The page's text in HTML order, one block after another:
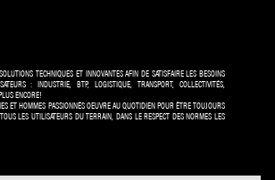
TECHNIQUES ET INNOVANTES AFIN DE SATISFAIRE LES BESOINS
: INDUSTRIE, BTP, LOGISTIQUE, TRANSPORT, COLLECTIVITÉS,
ENCORE!
ET HOMMES PASSIONNÉS OEUVRE AU QUOTIDIEN POUR ÊTRE TOUJOURS
LES UTILISATEURS DU TERRAIN, DANS LE RESPECT DES NORMES LES